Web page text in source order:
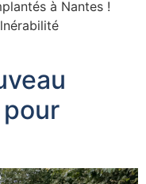
à Nantes !
pour